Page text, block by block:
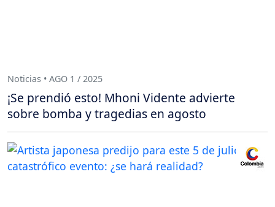
Noticias • AGO 1 / 2025
¡Se prendió esto! Mhoni Vidente advierte
sobre bomba y tragedias en agosto